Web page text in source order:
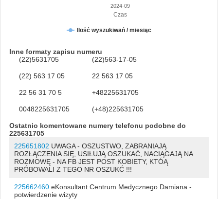
Czas
Ilość wyszukiwań / miesiąc
2024-09
Inne formaty zapisu numeru
(22)5631705
(22)563-17-05
(22) 563 17 05 22 563 17 05
22 56 31 70 5 +48225631705
0048225631705 (+48)225631705
Ostatnio komentowane numery telefonu podobne do
225631705
225651802 UWAGA - OSZUSTWO, ZABRANIAJĄ
ROZŁĄCZENIA SIĘ, USIŁUJĄ OSZUKAĆ, NACIĄGAJĄ NA
ROZMOWĘ - NA FB JEST POST KOBIETY, KTÓĄ
PRÓBOWALI Z TEGO NR OSZUKĆ !!!
225662460eKonsultant Centrum Medycznego Damiana -
potwierdzenie wizyty